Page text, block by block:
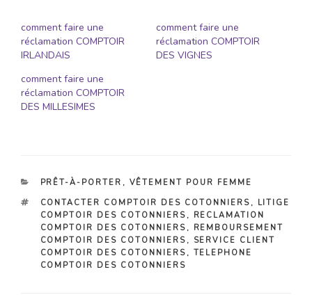
comment faire une
réclamation COMPTOIR
IRLANDAIS
comment faire une
réclamation COMPTOIR
DES VIGNES
comment faire une
réclamation COMPTOIR
DES MILLESIMES
CATÉGORIES
PRÊT-À-PORTER , VÊTEMENT POUR FEMME
ÉTIQUETTES
CONTACTER COMPTOIR DES COTONNIERS , LITIGE
COMPTOIR DES COTONNIERS , RECLAMATION
COMPTOIR DES COTONNIERS , REMBOURSEMENT
COMPTOIR DES COTONNIERS , SERVICE CLIENT
COMPTOIR DES COTONNIERS , TELEPHONE
COMPTOIR DES COTONNIERS